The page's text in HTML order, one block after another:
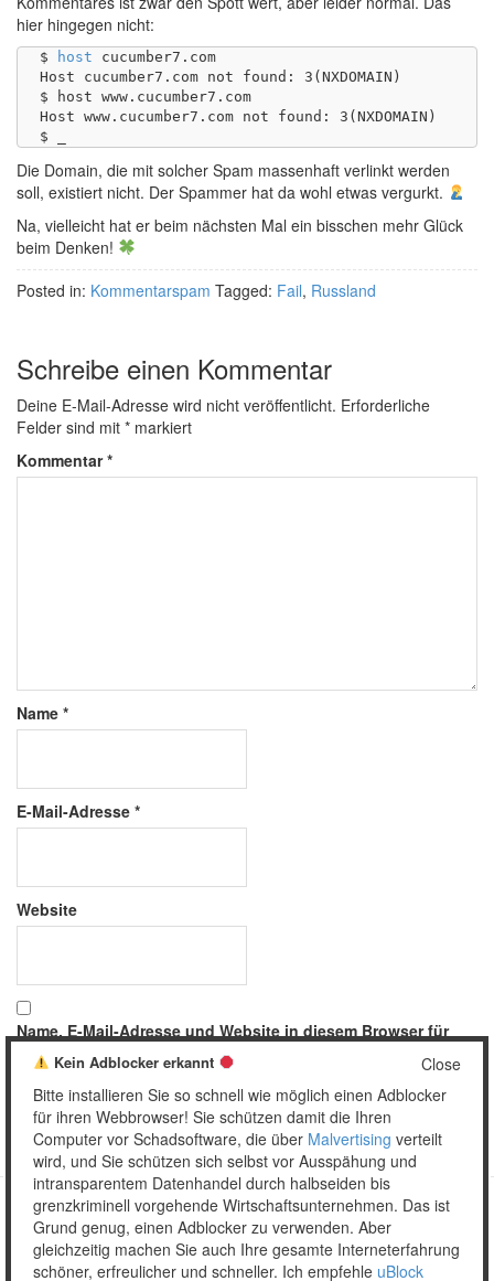
hier hingegen nicht:
$ host cucumber7.com
Host cucumber7.com not found: 3(NXDOMAIN)
$ host www.cucumber7.com
Host www.cucumber7.com not found: 3(NXDOMAIN)
Die Domain, die mit solcher Spam massenhaft verlinkt werden
soll, existiert nicht. Der Spammer hat da wohl etwas vergurkt.
Na, vielleicht hat er beim nächsten Mal ein bisschen mehr Glück
beim Denken!
Posted in: Kommentarspam Tagged: Fail, Russland
Schreibe einen Kommentar
Deine E-Mail-Adresse wird nicht veröffentlicht. Erforderliche
Felder sind mit * markiert
Kommentar*
Name *
E-Mail-Adresse *
Website
Name, E-Mail-Adresse und Website in diesem Browser für
meinen nächsten Kommentar speichern.
Copyright © 2026 Unser täglich Spam.
MobileWordPress Theme by themehall.com
Close
Kein Adblocker erkannt
Bitte installieren Sie so schnell wie möglich einen Adblocker
für ihren Webbrowser! Sie schützen damit die Ihren
Computer vor Schadsoftware, die über Malvertising verteilt
wird, und Sie schützen sich selbst vor Ausspähung und
intransparentem Datenhandel durch halbseiden bis
grenzkriminell vorgehende Wirtschaftsunternehmen. Das ist
Grund genug, einen Adblocker zu verwenden. Aber
gleichzeitig machen Sie auch Ihre gesamte Interneterfahrung
schöner, erfreulicher und schneller. Ich empfehle uBlock